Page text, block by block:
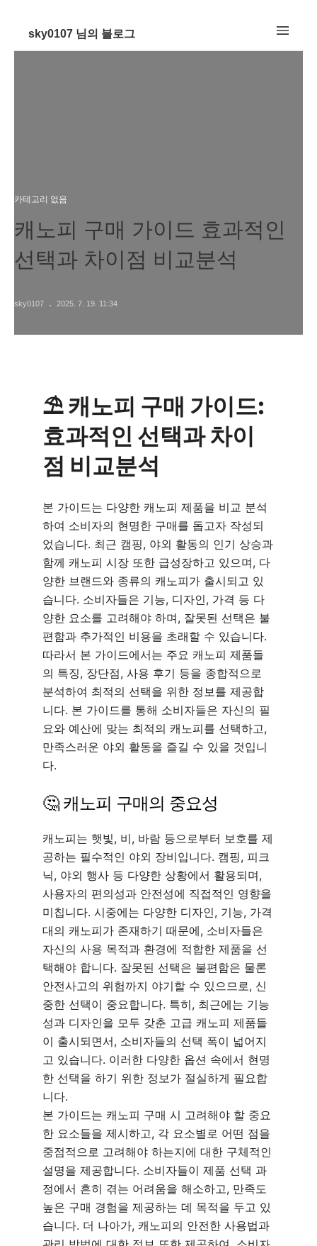
sky0107 님의 블로그
카테고리 없음
캐노피 구매 가이드 효과적인
선택과 차이점 비교분석
sky0107 2025. 7. 19. 11:34
⛱️ 캐노피 구매 가이드:
효과적인 선택과 차이
점 비교분석
본 가이드는 다양한 캐노피 제품을 비교 분석
하여 소비자의 현명한 구매를 돕고자 작성되
었습니다. 최근 캠핑, 야외 활동의 인기 상승과
함께 캐노피 시장 또한 급성장하고 있으며, 다
양한 브랜드와 종류의 캐노피가 출시되고 있
습니다. 소비자들은 기능, 디자인, 가격 등 다
양한 요소를 고려해야 하며, 잘못된 선택은 불
편함과 추가적인 비용을 초래할 수 있습니다.
따라서 본 가이드에서는 주요 캐노피 제품들
의 특징, 장단점, 사용 후기 등을 종합적으로
분석하여 최적의 선택을 위한 정보를 제공합
니다. 본 가이드를 통해 소비자들은 자신의 필
요와 예산에 맞는 최적의 캐노피를 선택하고,
만족스러운 야외 활동을 즐길 수 있을 것입니
다.
🤔 캐노피 구매의 중요성
캐노피는 햇빛, 비, 바람 등으로부터 보호를 제
공하는 필수적인 야외 장비입니다. 캠핑, 피크
닉, 야외 행사 등 다양한 상황에서 활용되며,
사용자의 편의성과 안전성에 직접적인 영향을
미칩니다. 시중에는 다양한 디자인, 기능, 가격
대의 캐노피가 존재하기 때문에, 소비자들은
자신의 사용 목적과 환경에 적합한 제품을 선
택해야 합니다. 잘못된 선택은 불편함은 물론
안전사고의 위험까지 야기할 수 있으므로, 신
중한 선택이 중요합니다. 특히, 최근에는 기능
성과 디자인을 모두 갖춘 고급 캐노피 제품들
이 출시되면서, 소비자들의 선택 폭이 넓어지
고 있습니다. 이러한 다양한 옵션 속에서 현명
한 선택을 하기 위한 정보가 절실하게 필요합
니다.
본 가이드는 캐노피 구매 시 고려해야 할 중요
한 요소들을 제시하고, 각 요소별로 어떤 점을
중점적으로 고려해야 하는지에 대한 구체적인
설명을 제공합니다. 소비자들이 제품 선택 과
정에서 흔히 겪는 어려움을 해소하고, 만족도
높은 구매 경험을 제공하는 데 목적을 두고 있
습니다. 더 나아가, 캐노피의 안전한 사용법과